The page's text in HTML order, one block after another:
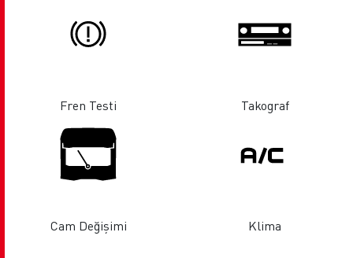
Fren Testi Takograf
Cam Değişimi Klima